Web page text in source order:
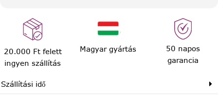
20.000 Ft felett
ingyen szállítás
Magyar gyártás
50 napos
garancia
Szállítási idő